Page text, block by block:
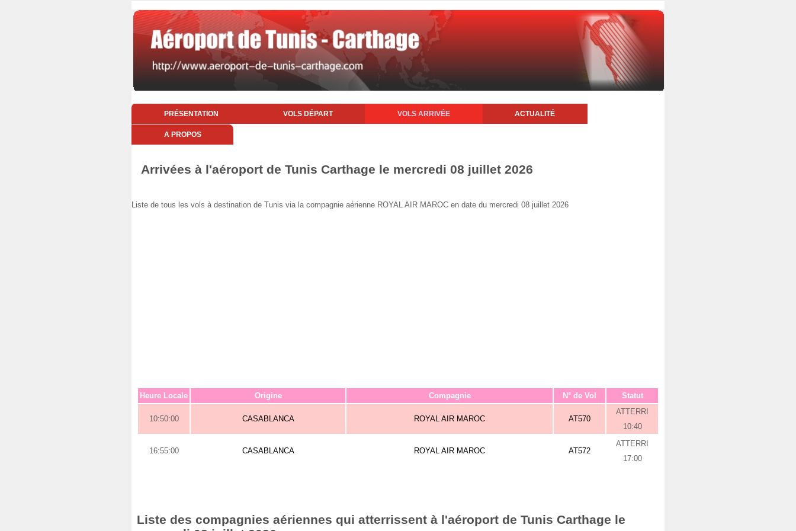
PRÉSENTATION VOLS DÉPART VOLS ARRIVÉE ACTUALITÉ
A PROPOS
Arrivées à l'aéroport de Tunis Carthage le mercredi 08 juillet 2026
Liste de tous les vols à destination de Tunis via la compagnie aérienne ROYAL AIR MAROC en date du mercredi 08 juillet 2026
Heure Locale Origine Compagnie N° de Vol Statut
10:50:00 CASABLANCA ROYAL AIR MAROC AT570
ATTERRI
10:40
16:55:00 CASABLANCA ROYAL AIR MAROC AT572
ATTERRI
17:00
Liste des compagnies aériennes qui atterrissent à l'aéroport de Tunis Carthage le